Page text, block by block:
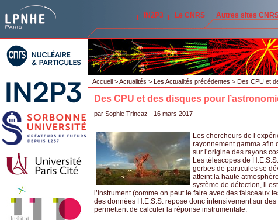
IN2P3 Le CNRS Autres sites
Accueil >Actualités > Les Actualités précédentes > Des CPU et
Des CPU et des disques pour
par Sophie Trincaz - 16 mars 2017
Les chercheurs de
rayonnement gamma afin
sur l’origine des rayons
Les télescopes de
gerbes de particules se
atteint la haute
système de détection, il
l’instrument (comme on peut le faire avec des faisceaux
des données H.E.S.S. repose donc intensivement sur
permettent de calculer la réponse instrumentale.